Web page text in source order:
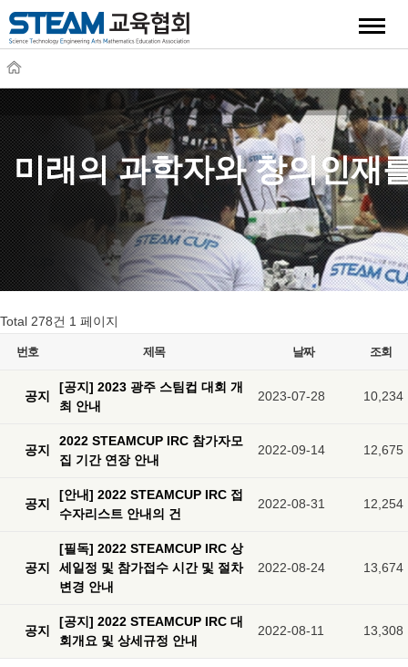
미래의 과학자와 창의인재
Total 278건 1 페이지
번호 제목 날짜 조회
공지
[공지] 2023 광주 스팀컵 대회 개
최 안내
2023-07-28 10,234
공지
2022 STEAMCUP IRC 참가자모
집 기간 연장 안내
2022-09-14 12,675
공지
[안내] 2022 STEAMCUP IRC 접
수자리스트 안내의 건
2022-08-31 12,254
공지
[필독] 2022 STEAMCUP IRC 상
세일정 및 참가접수 시간 및 절차
변경 안내
2022-08-24 13,674
공지
[공지] 2022 STEAMCUP IRC 대
회개요 및 상세규정 안내
2022-08-11 13,308